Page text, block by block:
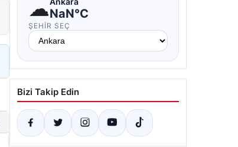
☁NaN°C
ŞEHIR SEÇ
Bizi Takip Edin